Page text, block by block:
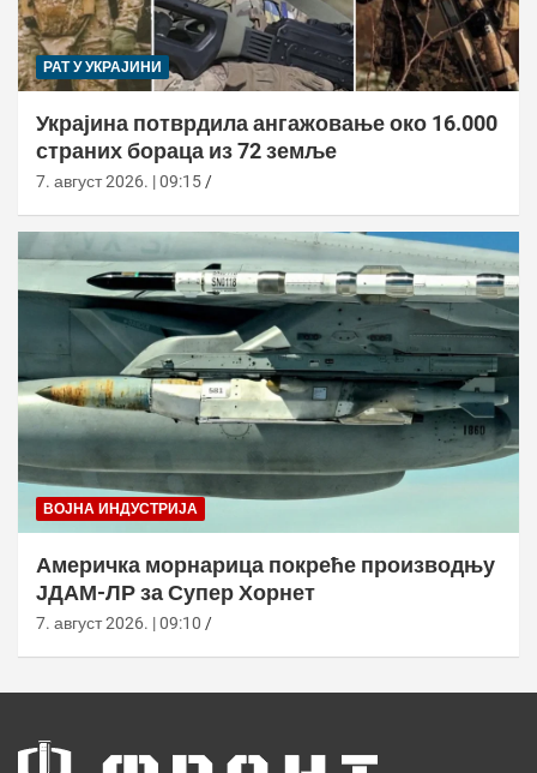
РАТ У УКРАЈИНИ
Украјина потврдила ангажовање око 16.000
страних бораца из 72 земље
7. август 2026. | 09:15
ВОЈНА ИНДУСТРИЈА
Америчка морнарица покреће производњу
ЈДАМ-ЛР за Супер Хорнет
7. август 2026. | 09:10